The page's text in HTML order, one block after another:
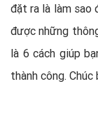
đặt ra là làm sao
được những
là 6 cách giúp
thành công. Chúc